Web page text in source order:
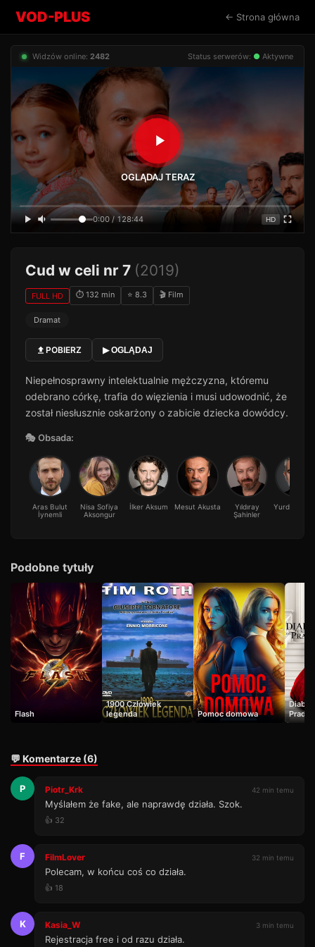
VOD-PLUS ← Strona główna
Widzów online: 2482 Status serwerów: ● Aktywne
OGLĄDAJ TERAZ
0:00 / 128:44 HD
Cud w celi nr 7 (2019)
FULL HD ⏱ 132 min ⭐ 8.3 🎬 Film
Dramat
POBIERZ ▶ OGLĄDAJ
Niepełnosprawny intelektualnie mężczyzna, któremu
odebrano córkę, trafia do więzienia i musi udowodnić, że
został niesłusznie oskarżony o zabicie dziecka dowódcy.
🎭 Obsada:
Aras Bulut
İynemli
Nisa Sofiya
Aksongur
İlker Aksum Mesut Akusta
Yıldıray
Şahinler
Yurdaer
Podobne tytuły
Flash
1900 Człowiek
legenda
Pomoc domowa
Prady
💬 Komentarze (6)
P Piotr_Krk 42 min temu
Myślałem że fake, ale naprawdę działa. Szok.
👍 32
F FilmLover 32 min temu
Polecam, w końcu coś co działa.
👍 18
K Kasia_W 3 min temu
Rejestracja free i od razu działa.